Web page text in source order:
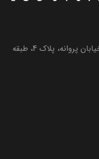
تهران، بزرگراه جلال آل احمد، خیابان پروانه، پلاک 4، طبقه